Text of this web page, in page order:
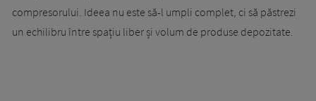
compresorului. Ideea nu este să-l umpli complet, ci să păstrezi
un echilibru între spațiu liber și volum de produse depozitate.